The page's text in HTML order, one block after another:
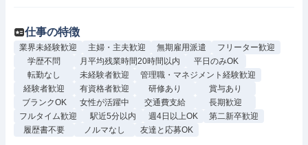
仕事の特徴
業界未経験歓迎 主婦・主夫歓迎 無期雇用派遣
フリーター歓迎
学歴不問
月平均残業時間20時間以内
平日のみOK
転勤なし
未経験者歓迎
管理職・マネジメント経験歓迎
経験者歓迎
有資格者歓迎 研修あり
賞与あり
ブランクOK
女性が活躍中 交通費支給
長期歓迎
フルタイム歓迎
駅近5分以内 週4日以上OK
第二新卒歓迎
履歴書不要
ノルマなし 友達と応募OK